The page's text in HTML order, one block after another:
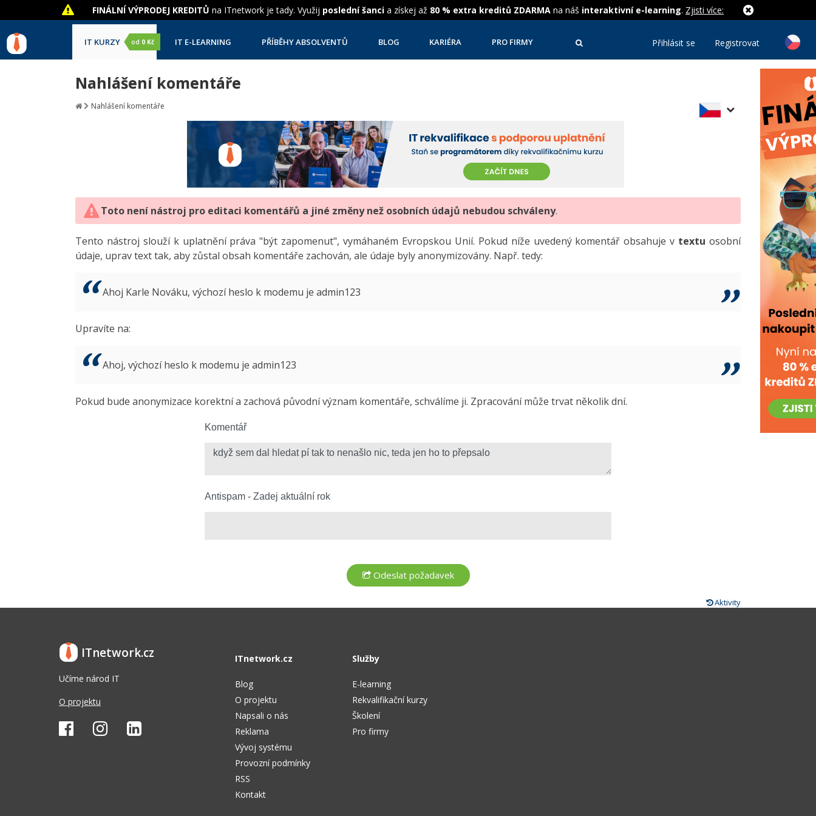
FINÁLNÍ VÝPRODEJ KREDITŮ na ITnetwork je tady. Využij poslední šanci a získej až 80 % extra kreditů ZDARMA na náš interaktivní e-learning. Zjisti více:
IT KURZY od 0 Kč IT E-LEARNING PŘÍBĚHY ABSOLVENTŮ BLOG KARIÉRA PRO FIRMY Přihlásit se Registrovat
Nahlášení komentáře
Nahlášení komentáře
Toto není nástroj pro editaci komentářů a jiné změny než osobních údajů nebudou schváleny.
Tento nástroj slouží k uplatnění práva "být zapomenut", vymáhaném Evropskou Unií. Pokud níže uvedený komentář obsahuje v textu osobní
údaje, uprav text tak, aby zůstal obsah komentáře zachován, ale údaje byly anonymizovány. Např. tedy:
Ahoj Karle Nováku, výchozí heslo k modemu je admin123
Upravíte na:
Ahoj, výchozí heslo k modemu je admin123
Pokud bude anonymizace korektní a zachová původní význam komentáře, schválíme ji. Zpracování může trvat několik dní.
Komentář
Antispam - Zadej aktuální rok
Aktivity
ITnetwork.cz
Učíme národ IT
O projektu
ITnetwork.cz
Blog
O projektu
Napsali o nás
Reklama
Vývoj systému
Provozní podmínky
RSS
Kontakt
Služby
E-learning
Rekvalifikační kurzy
Školení
Pro firmy